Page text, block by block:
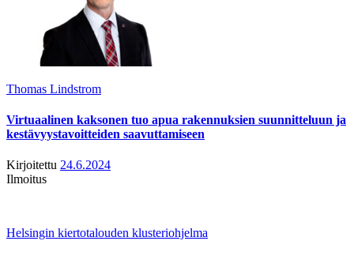
Thomas Lindstrom
Virtuaalinen kaksonen tuo apua rakennuksien suunnitteluun ja
kestävyystavoitteiden saavuttamiseen
Kirjoitettu 24.6.2024
Ilmoitus
Helsingin kiertotalouden klusteriohjelma